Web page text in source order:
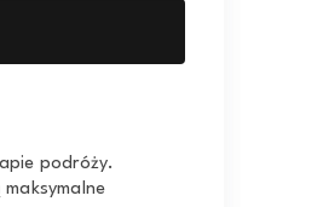
podróży.